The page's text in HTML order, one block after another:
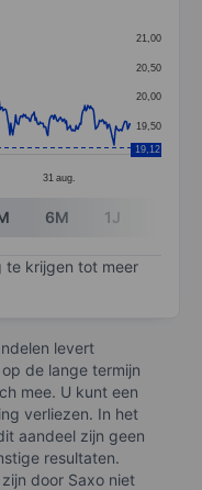
categories.
values. Data
31 aug.
19,50
20,00
20,50
21,00
19,12
6M 1J
te krijgen tot meer
levert
de lange termijn
mee. U kunt een
verliezen. In het
aandeel zijn geen
resultaten.
door Saxo niet